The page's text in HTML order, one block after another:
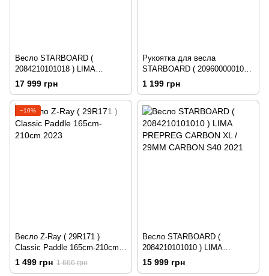
Весло STARBOARD (
2084210101018 ) LIMA
PREPREG CARBON XL /
29MM 3 PCS ADJ CARBON
S35 2021
17 999 грн
Рукоятка для весла
STARBOARD ( 2096000001053
) CARBON HANDLE - 26MM
SHAFT 2021
1 199 грн
−10%
Весло Z-Ray ( 29R171 )
Classic Paddle 165cm-210cm
2023
1 499 грн 1 666 грн
Весло STARBOARD (
2084210101010 ) LIMA
PREPREG CARBON XL /
29MM CARBON S40 2021
15 999 грн